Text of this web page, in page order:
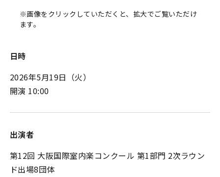
※画像をクリックしていただくと、拡大でご覧いただけ
ます。
日時
2026年5月19日 （火）
開演 10:00
出演者
第12回 大阪国際室内楽コンクール 第1部門 2次ラウン
ド出場8団体